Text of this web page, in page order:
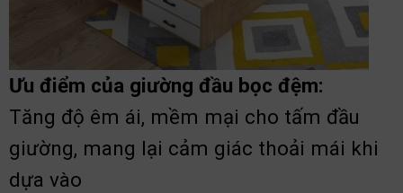
Ưu điểm của giường đầu bọc đệm:
Tăng độ êm ái, mềm mại cho tấm đầu
giường, mang lại cảm giác thoải mái khi
dựa vào